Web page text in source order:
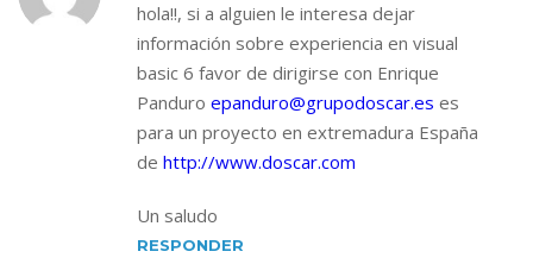
hola!!, si a alguien le interesa dejar
información sobre experiencia en visual
basic 6 favor de dirigirse con Enrique
Panduro epanduro@grupodoscar.es es
para un proyecto en extremadura España
de http://www.doscar.com
Un saludo
RESPONDER